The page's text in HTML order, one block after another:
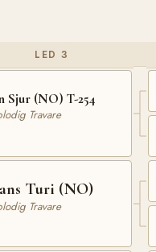
LED 3
Sjur (NO) T-254
Travare
Turi (NO)
Travare